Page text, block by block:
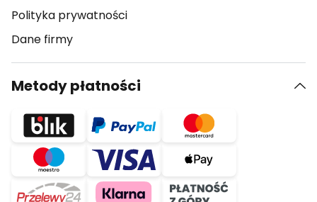
Polityka prywatności
Dane firmy
Metody płatności